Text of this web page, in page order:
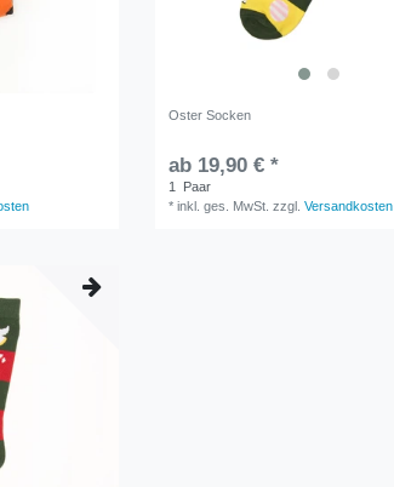
Oster Socken
ab 19,90 € *
1
Paar
*inkl. ges. MwSt. zzgl.Versandkosten